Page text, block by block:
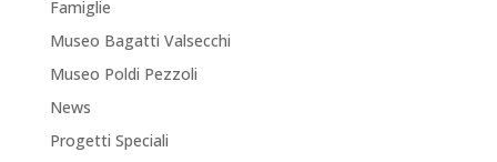
Famiglie
Museo Bagatti Valsecchi
Museo Poldi Pezzoli
News
Progetti Speciali